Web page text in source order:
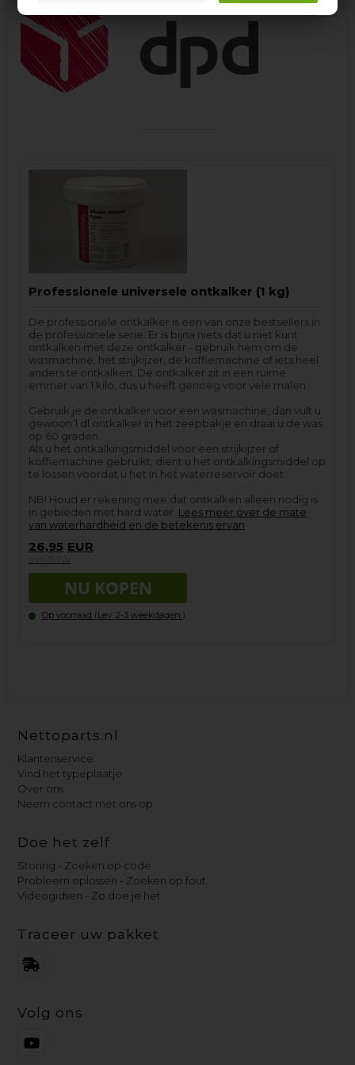
Professionele universele ontkalker (1 kg)
De professionele ontkalker is een van onze bestsellers in
de professionele serie. Er is bijna niets dat u niet kunt
ontkalken met deze ontkalker - gebruik hem om de
wasmachine, het strijkijzer, de koffiemachine of iets heel
anders te ontkalken. De ontkalker zit in een ruime
emmer van 1 kilo, dus u heeft genoeg voor vele malen.
Gebruik je de ontkalker voor een wasmachine, dan vult u
gewoon 1 dl ontkalker in het zeepbakje en draai u de was
op 60 graden.
Als u het ontkalkingsmiddel voor een strijkijzer of
koffiemachine gebruikt, dient u het ontkalkingsmiddel op
te lossen voordat u het in het waterreservoir doet.
NB! Houd er rekening mee dat ontkalken alleen nodig is
in gebieden met hard water. Lees meer over de mate
van waterhardheid en de betekenis ervan
26,95 EUR
Op voorraad (Lev. 2-3 weekdagen. ).
Nettoparts.nl
Klantenservice
Vind het typeplaatje
Over ons
Neem contact met ons op
Doe het zelf
Storing - Zoeken op code
Probleem oplossen - Zoeken op fout
Videogidsen - Zo doe je het
Traceer uw pakket
Volg ons